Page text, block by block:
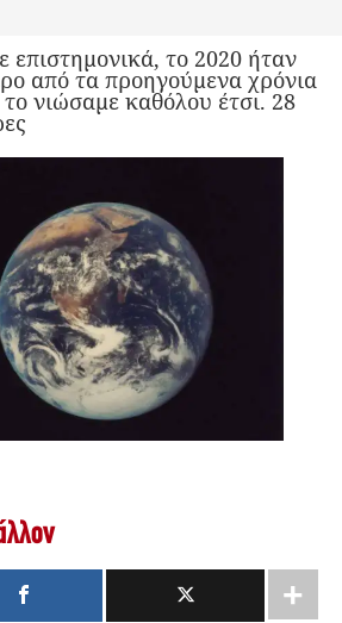
επιστημονικά, το 2020 ήταν
από τα προηγούμενα χρόνια
νιώσαμε καθόλου έτσι. 28